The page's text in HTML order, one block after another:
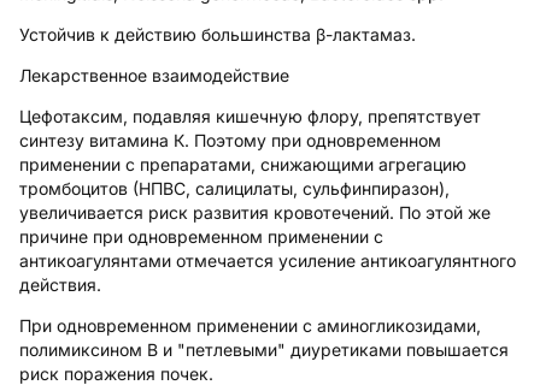
Устойчив к действию большинства β-лактамаз.
Лекарственное взаимодействие
Цефотаксим, подавляя кишечную флору, препятствует
синтезу витамина К. Поэтому при одновременном
применении с препаратами, снижающими агрегацию
тромбоцитов (НПВС, салицилаты, сульфинпиразон),
увеличивается риск развития кровотечений. По этой же
причине при одновременном применении с
антикоагулянтами отмечается усиление антикоагулянтного
действия.
При одновременном применении с аминогликозидами,
полимиксином B и "петлевыми" диуретиками повышается
риск поражения почек.